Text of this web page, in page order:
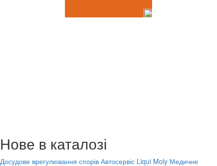
Нове в каталозі
Досудове врегулювання спорів Автосервіс Liqui Moly Медичне